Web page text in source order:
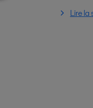
Lire la